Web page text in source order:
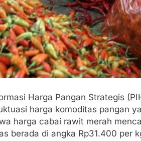
Harga Pangan Strategis
harga komoditas pangan
harga cabai rawit merah
berada di angka Rp31.400 per